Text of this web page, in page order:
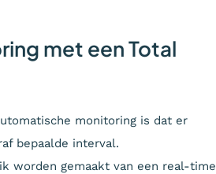
met een Total
monitoring is dat er
bepaalde interval.
worden gemaakt van een real-time